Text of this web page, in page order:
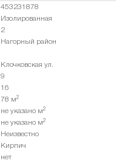
453231878
Изолированная
2
Нагорный район
Клочковская ул.
9
16
78 м2
не указано м2
не указано м2
Неизвестно
Кирпич
нет